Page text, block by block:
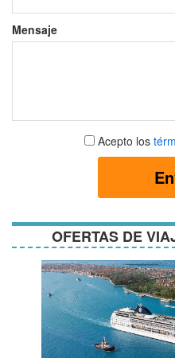
Mensaje
Aceptar
términos
Acepto los
OFERTAS DE